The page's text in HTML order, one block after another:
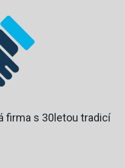
firma s 30letou tradicí